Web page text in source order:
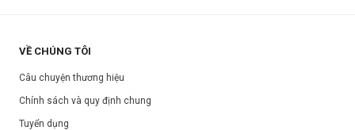
VỀ CHÚNG TÔI
Câu chuyện thương hiệu
Chính sách và quy định chung
Tuyển dụng